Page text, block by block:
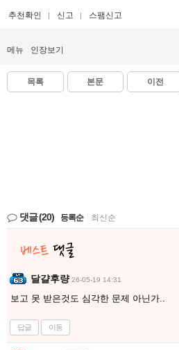
추천확인 신고 스팸신고
메뉴 인장보기
목록 본문 이전
댓글(20) 등록순 최신순
달걀후량 26-05-19 14:31
보고 못 받은것도 심각한 문제 아닌가..
답글 이동